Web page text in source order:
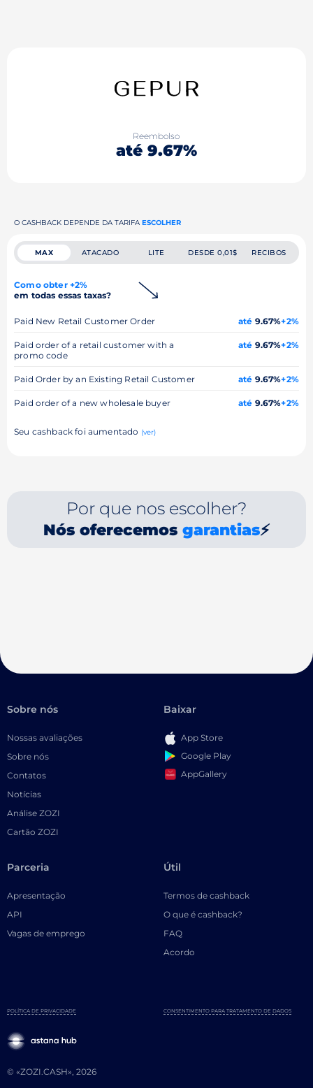
Reembolso
até 9.67%
O CASHBACK DEPENDE DA TARIFA ESCOLHER
MAX ATACADO LITE DESDE 0,01$ RECIBOS
Como obter +2%
em todas essas taxas?
Paid New Retail Customer Order até 9.67%+2%
Paid order of a retail customer with a
promo code
até 9.67%+2%
Paid Order by an Existing Retail Customer até 9.67%+2%
Paid order of a new wholesale buyer até 9.67%+2%
Seu cashback foi aumentado (ver)
Por que nos escolher?
Nós oferecemos garantias⚡
Sobre nós
Nossas avaliações
Sobre nós
Contatos
Notícias
Análise ZOZI
Cartão ZOZI
Baixar
App Store
Google Play
AppGallery
Parceria
Apresentação
API
Vagas de emprego
Útil
Termos de cashback
O que é cashback?
FAQ
Acordo
© «ZOZI.CASH», 2026
POLÍTICA DE PRIVACIDADE CONSENTIMENTO PARA TRATAMENTO DE DADOS